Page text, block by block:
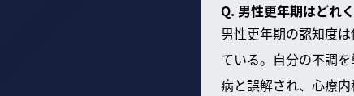
Q. 男性更年期はどれ
男性更年期の認知度
ている。自分の不調
病と誤解され、心療